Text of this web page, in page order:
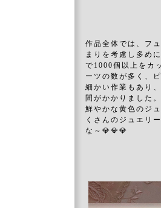
作品全体では、フ
まりを考慮し多め
で1000個以上を
ーツの数が多く、
細かい作業もあり
間がかかりました。
鮮やかな黄色のジ
くさんのジュエリ
な～💎💎💎